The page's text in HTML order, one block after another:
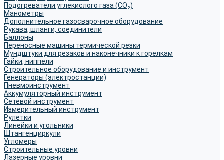
Подогреватели углекислого газа (CO₂)
Манометры
Дополнительное газосварочное оборудование
Рукава, шланги, соединители
Баллоны
Переносные машины термической резки
Мундштуки для резаков и наконечники к горелкам
Гайки, ниппели
Строительное оборудование и инструмент
Генераторы (электростанции)
Пневмоинструмент
Аккумуляторный инструмент
Сетевой инструмент
Измерительный инструмент
Рулетки
Линейки и угольники
Штангенциркули
Угломеры
Строительные уровни
Лазерные уровни